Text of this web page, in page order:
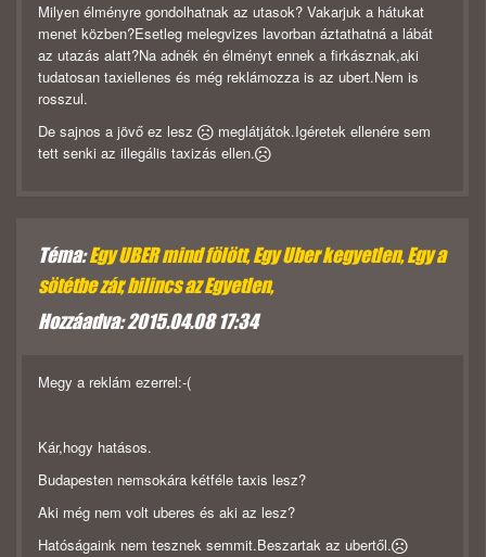
Milyen élményre gondolhatnak az utasok? Vakarjuk a hátukat
menet közben?Esetleg melegvizes lavorban áztathatná a lábát
az utazás alatt?Na adnék én élményt ennek a firkásznak,aki
tudatosan taxiellenes és még reklámozza is az ubert.Nem is
rosszul.
De sajnos a jövő ez lesz
meglátjátok.Igéretek ellenére sem
tett senki az illegális taxizás ellen.
Téma:Egy UBER mind fölött, Egy Uber kegyetlen, Egy a
sötétbe zár, bilincs az Egyetlen,
Hozzáadva: 2015.04.08 17:34
Megy a reklám ezerrel:-(
Kár,hogy hatásos.
Budapesten nemsokára kétféle taxis lesz?
Aki még nem volt uberes és aki az lesz?
Hatóságaink nem tesznek semmit.Beszartak az ubertől.